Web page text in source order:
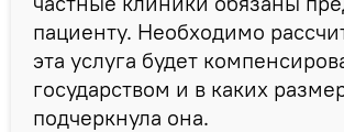
пациенту. Необходимо
эта услуга будет
государством и в каких
подчеркнула она.